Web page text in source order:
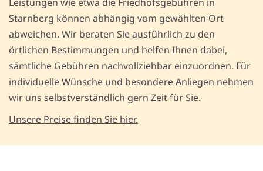
Starnberg können abhängig vom gewählten Ort
abweichen. Wir beraten Sie ausführlich zu den
örtlichen Bestimmungen und helfen Ihnen dabei,
sämtliche Gebühren nachvollziehbar einzuordnen. Für
individuelle Wünsche und besondere Anliegen nehmen
wir uns selbstverständlich gern Zeit für Sie.
Unsere Preise finden Sie hier.